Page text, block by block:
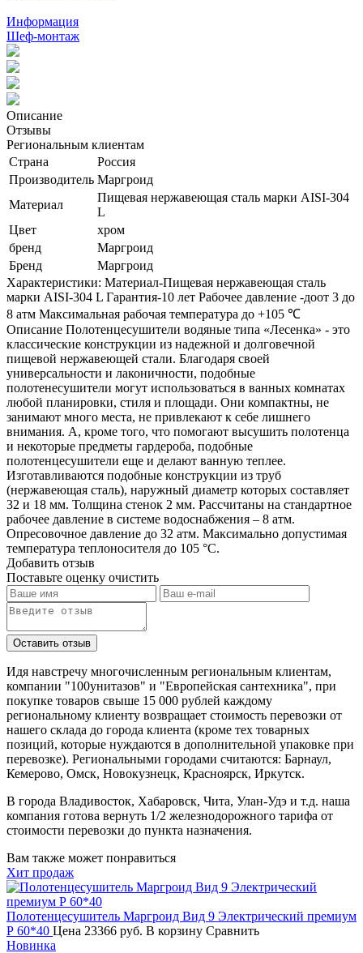
Информация
Шеф-монтаж
Описание
Отзывы
Региональным клиентам
Страна
Россия
Производитель Маргроид
Материал
Пищевая нержавеющая сталь марки AISI-304
L
Цвет
хром
бренд
Маргроид
Бренд
Маргроид
Характеристики: Материал-Пищевая нержавеющая сталь
марки AISI-304 L Гарантия-10 лет Рабочее давление -доот 3 до
8 атм Максимальная рабочая температура до +105 ℃
Описание Полотенцесушители водяные типа «Лесенка» - это
классические конструкции из надежной и долговечной
пищевой нержавеющей стали. Благодаря своей
универсальности и лаконичности, подобные
полотенесушители могут использоваться в ванных комнатах
любой планировки, стиля и площади. Они компактны, не
занимают много места, не привлекают к себе лишнего
внимания. А, кроме того, что помогают высушить полотенца
и некоторые предметы гардероба, подобные
полотенцесушители еще и делают ванную теплее.
Изготавливаются подобные конструкции из труб
(нержавеющая сталь), наружный диаметр которых составляет
32 и 18 мм. Толщина стенок 2 мм. Рассчитаны на стандартное
рабочее давление в системе водоснабжения – 8 атм.
Опресовочное давление до 32 атм. Максимально допустимая
температура теплоносителя до 105 °C.
Добавить отзыв
Поставьте оценку очистить
Идя навстречу многочисленным региональным клиентам,
компании "100унитазов" и "Европейская сантехника", при
покупке товаров свыше 15 000 рублей каждому
региональному клиенту возвращает стоимость перевозки от
нашего склада до города клиента (кроме тех товарных
позиций, которые нуждаются в дополнительной упаковке при
перевозке). Региональными городами считаются: Барнаул,
Кемерово, Омск, Новокузнецк, Красноярск, Иркутск.
В города Владивосток, Хабаровск, Чита, Улан-Удэ и т.д. наша
компания готова вернуть 1/2 железнодорожного тарифа от
стоимости перевозки до пункта назначения.
Вам также может понравиться
Хит продаж
Полотенцесушитель Маргроид Вид 9 Электрический премиум
Р 60*40 Цена 23366 руб. В корзину Сравнить
Новинка